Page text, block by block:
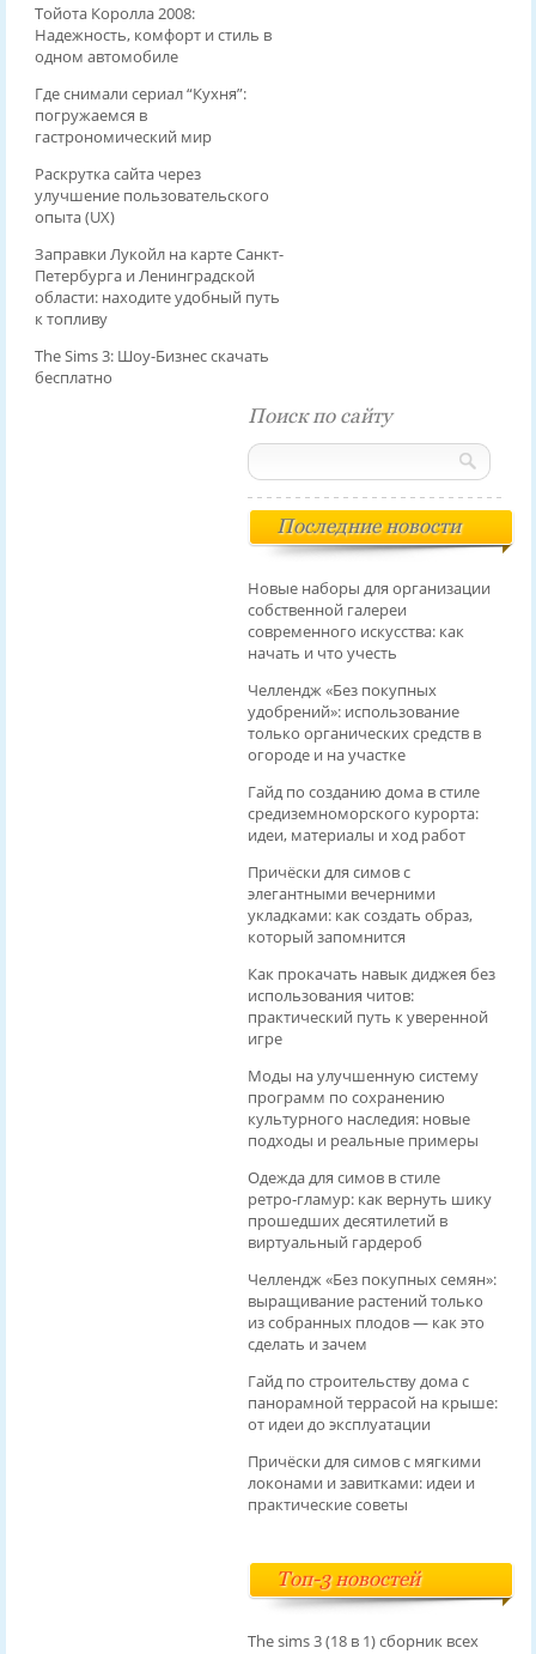
Тойота Королла 2008:
Надежность, комфорт и стиль в
одном автомобиле
Где снимали сериал “Кухня”:
погружаемся в
гастрономический мир
Раскрутка сайта через
улучшение пользовательского
опыта (UX)
Заправки Лукойл на карте Санкт-
Петербурга и Ленинградской
области: находите удобный путь
к топливу
The Sims 3: Шоу-Бизнес скачать
бесплатно
Поиск по сайту
Последние новости
Новые наборы для организации
собственной галереи
современного искусства: как
начать и что учесть
Челлендж «Без покупных
удобрений»: использование
только органических средств в
огороде и на участке
Гайд по созданию дома в стиле
средиземноморского курорта:
идеи, материалы и ход работ
Причёски для симов с
элегантными вечерними
укладками: как создать образ,
который запомнится
Как прокачать навык диджея без
использования читов:
практический путь к уверенной
игре
Моды на улучшенную систему
программ по сохранению
культурного наследия: новые
подходы и реальные примеры
Одежда для симов в стиле
ретро‑гламур: как вернуть шику
прошедших десятилетий в
виртуальный гардероб
Челлендж «Без покупных семян»:
выращивание растений только
из собранных плодов — как это
сделать и зачем
Гайд по строительству дома с
панорамной террасой на крыше:
от идеи до эксплуатации
Причёски для симов с мягкими
локонами и завитками: идеи и
практические советы
Топ-3 новостей
The sims 3 (18 в 1) сборник всех